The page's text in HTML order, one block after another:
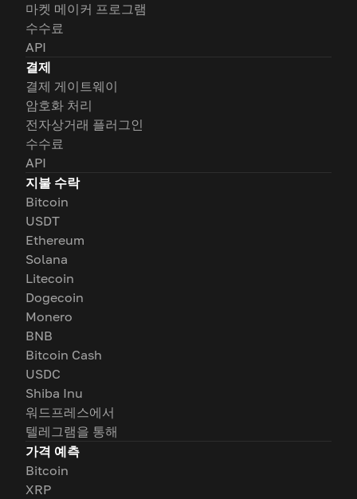
마켓 메이커 프로그램
수수료
API
결제
결제 게이트웨이
암호화 처리
전자상거래 플러그인
수수료
API
지불 수락
Bitcoin
USDT
Ethereum
Solana
Litecoin
Dogecoin
Monero
BNB
Bitcoin Cash
USDC
Shiba Inu
워드프레스에서
텔레그램을 통해
가격 예측
Bitcoin
XRP